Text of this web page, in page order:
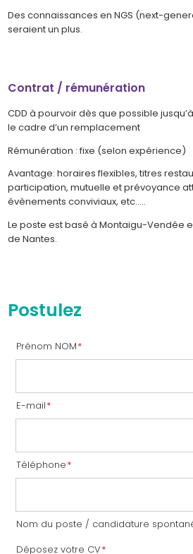
Des connaissances en NGS (next-
seraient un plus.
Contrat / rémunération
CDD à pourvoir dès que possible
le cadre d’un remplacement
Rémunération : fixe (selon expérience)
Avantage: horaires flexibles, titres
participation, mutuelle et prévoyance
évènements conviviaux, etc…..
Le poste est basé à Montaigu-Vendée
de Nantes.
Postulez
Prénom NOM*
E-mail*
Téléphone*
Nom du poste / candidature
Déposez votre CV*